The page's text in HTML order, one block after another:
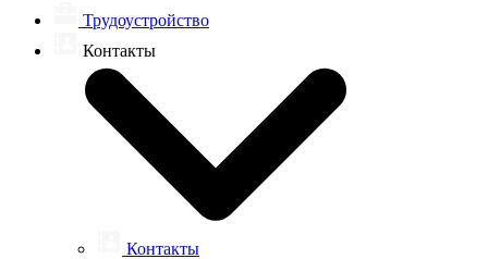
Трудоустройство
Контакты
Контакты